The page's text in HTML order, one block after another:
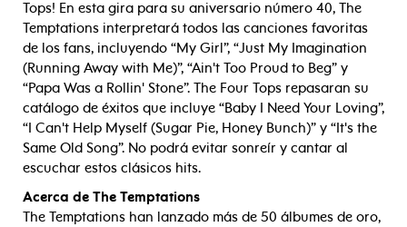
Tops! En esta gira para su aniversario número 40, The
Temptations interpretará todos las canciones favoritas
de los fans, incluyendo “My Girl”, “Just My Imagination
(Running Away with Me)”, “Ain't Too Proud to Beg” y
“Papa Was a Rollin' Stone”. The Four Tops repasaran su
catálogo de éxitos que incluye “Baby I Need Your Loving”,
“I Can't Help Myself (Sugar Pie, Honey Bunch)” y “It's the
Same Old Song”. No podrá evitar sonreír y cantar al
escuchar estos clásicos hits.
Acerca de The Temptations
The Temptations han lanzado más de 50 álbumes de oro,